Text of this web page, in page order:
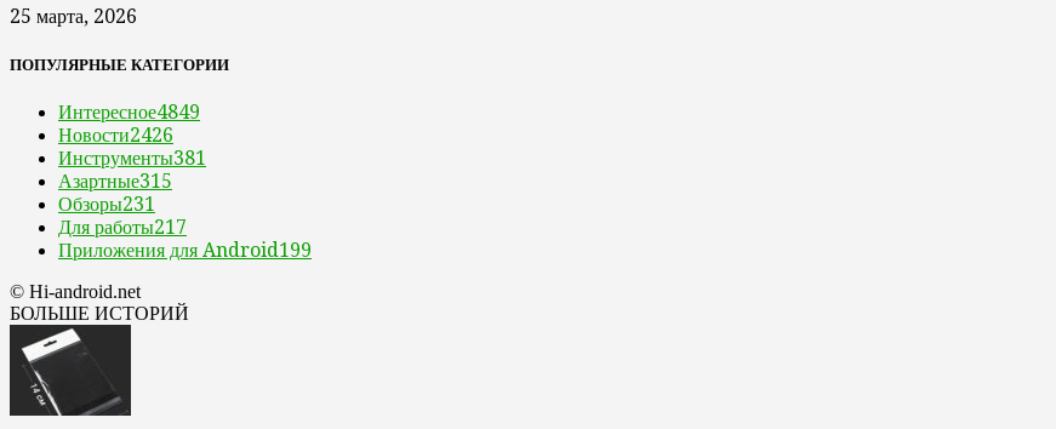
25 марта, 2026
ПОПУЛЯРНЫЕ КАТЕГОРИИ
Интересное4849
Новости2426
Инструменты381
Азартные315
Обзоры231
Для работы217
Приложения для Android199
© Hi-android.net
БОЛЬШЕ ИСТОРИЙ